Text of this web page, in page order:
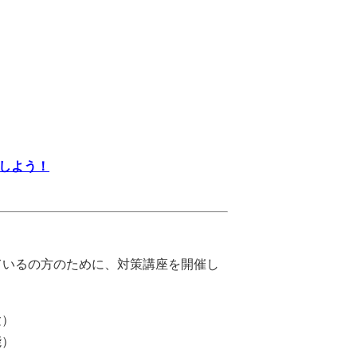
よう！
るの方のために、対策講座を開催し